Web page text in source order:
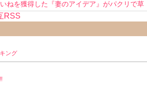
ねを獲得した『妻のアイデア』がパクリで草
RSS
ング